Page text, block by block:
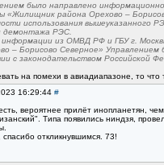
было направлено
«Жилищник района Орехово –
использования вышеуказанного
демонтажа РЭС.
информации из ОМВД РФ и ГБУ г.
– Борисово Северное»
с законодательством Российской
на помехи в авиадиапазоне, то
16:29:44 #
вероятнее прилёт инопланетян,
Типа появились ниндзя,
откликнувшимся. 73!